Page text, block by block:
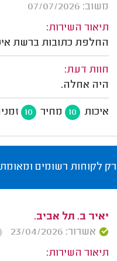
משוב: 07/07/2026
תיאור השירות:
החלפת כתובות ברשת
חוות דעת:
היה אחלה.
איכות 10 מחיר 10
רק לקוחות רשומים
יאיר ב. תל אביב.
אשרור: 23/04/2026
תיאור השירות: